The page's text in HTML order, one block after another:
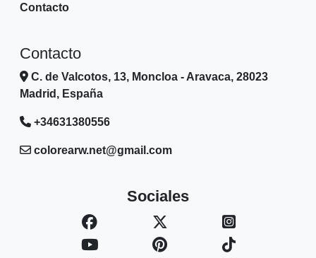
Contacto
Contacto
C. de Valcotos, 13, Moncloa - Aravaca, 28023
Madrid, España
+34631380556
colorearw.net@gmail.com
Sociales